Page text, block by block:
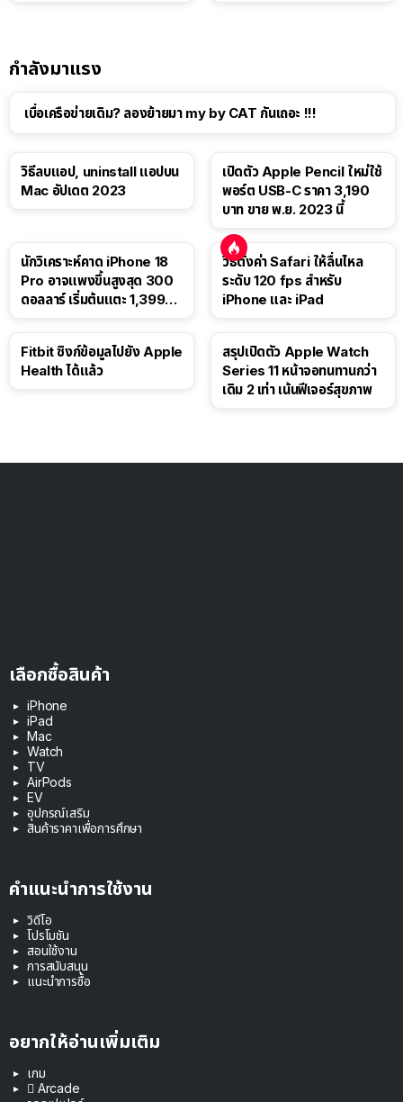
กำลังมาแรง
เบื่อเครือข่ายเดิม? ลองย้ายมา my by CAT กันเถอะ !!!
วิธีลบแอป, uninstall แอปบน
Mac อัปเดต 2023
เปิดตัว Apple Pencil ใหม่ใช้
พอร์ต USB-C ราคา 3,190
บาท ขาย พ.ย. 2023 นี้
นักวิเคราะห์คาด iPhone 18
Pro อาจแพงขึ้นสูงสุด 300
ดอลลาร์ เริ่มต้นแตะ 1,399
วิธีตั้งค่า Safari ให้ลื่นไหล
ระดับ 120 fps สำหรับ
iPhone และ iPad
Fitbit ซิงก์ข้อมูลไปยัง Apple
Health ได้แล้ว
สรุปเปิดตัว Apple Watch
Series 11 หน้าจอทนทานกว่า
เดิม 2 เท่า เน้นฟีเจอร์สุขภาพ
เลือกซื้อสินค้า
iPhone
iPad
Mac
Watch
TV
AirPods
EV
อุปกรณ์เสริม
สินค้าราคาเพื่อการศึกษา
คำแนะนำการใช้งาน
วิดีโอ
โปรโมชัน
สอนใช้งาน
การสนับสนุน
แนะนำการซื้อ
อยากให้อ่านเพิ่มเติม
เกม
 Arcade